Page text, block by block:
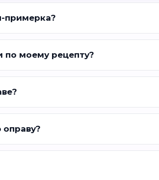
примерка?
по моему рецепту?